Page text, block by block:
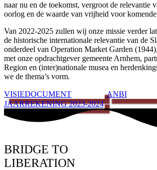
naar nu en de toekomst, vergroot de relevantie
oorlog en de waarde van vrijheid voor komende
Van 2022-2025 zullen wij onze missie verder
de historische internationale relevantie van de
onderdeel van Operation Market Garden
met onze opdrachtgever gemeente Arnhem,
Region en (inter)nationale musea en
we de thema’s vorm.
VISIEDOCUMENT
ANBI
JAARREKENING 2023-2024
BRIDGE TO
LIBERATION